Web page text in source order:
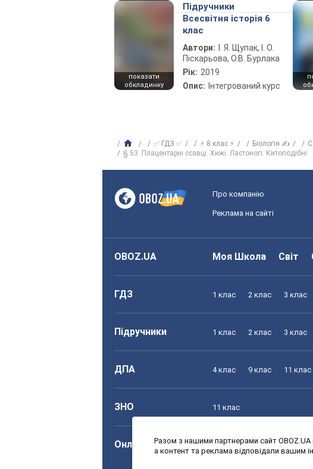
показати
обкладинку
Підручники
Всесвітня історія 6
клас
Автори:
І. Я. Щупак, І. О.
Піскарьова, О.В. Бурлака
Рік: 2019
Опис: Інтегрований курс
✅ ГДЗ ✅ ⚡ 8 клас ⚡ Біологія ✍
§ 53. Плацентарні ссавці. Хижі. Ластоногі. Китоподібні
Про компанію
Реклама на сайті
OBOZ.UA Моя Школа Світ
ГДЗ 1 клас 2 клас 3 клас
Підручники 1 клас 2 клас 3 клас
ДПА 4 клас 9 клас 11 клас
ЗНО 11 клас
Онлайн уроки 1 клас 2 клас 3 клас
Разом з нашими партнерами сайт
а контент та реклама відповідали вашим